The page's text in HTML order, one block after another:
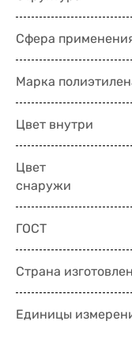
Сфера
Марка
Цвет внутри
Цвет
снаружи
ГОСТ
Страна
Единицы